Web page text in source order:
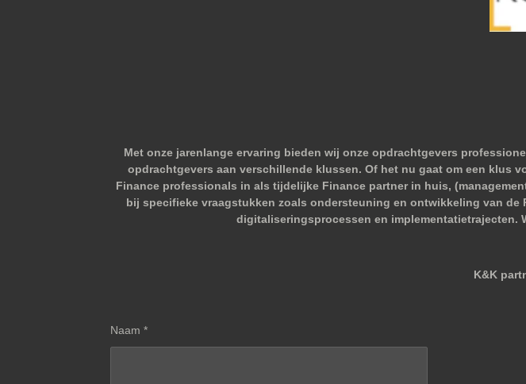
Met onze jarenlange ervaring bieden wij onze opdrachtgevers
opdrachtgevers aan verschillende klussen. Of het nu gaat om een klus
Finance professionals in als tijdelijke Finance partner in huis,
bij specifieke vraagstukken zoals ondersteuning en ontwikkeling van
digitaliseringsprocessen en implementatietrajecten.
K&K
Naam *